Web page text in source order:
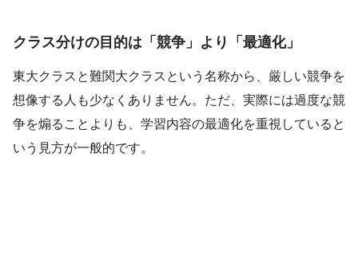
クラス分けの目的は「競争」より「最適化」
東大クラスと難関大クラスという名称から、厳しい競争を
想像する人も少なくありません。ただ、実際には過度な競
争を煽ることよりも、学習内容の最適化を重視していると
いう見方が一般的です。